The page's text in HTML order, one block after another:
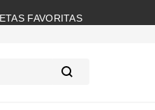
FAVORITAS